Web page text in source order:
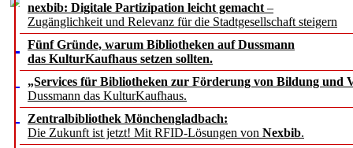
nexbib: Digitale Partizipation leicht gemacht –
Zugänglichkeit und Relevanz für die Stadtgesellschaft steigern
Fünf Gründe, warum Bibliotheken auf Dussmann
das KulturKaufhaus setzen sollten.
„Services für Bibliotheken zur Förderung von Bildung und
Dussmann das KulturKaufhaus.
Zentralbibliothek Mönchengladbach:
Die Zukunft ist jetzt! Mit RFID-Lösungen von Nexbib.